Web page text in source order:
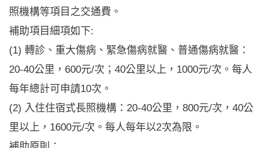
照機構等項目之交通費。
補助項目細項如下:
(1) 轉診、重大傷病、緊急傷病就醫、普通傷病就醫：
20-40公里，600元/次；40公里以上，1000元/次。每人
每年總計可申請10次。
(2) 入住住宿式長照機構：20-40公里，800元/次，40公
里以上，1600元/次。每人每年以2次為限。